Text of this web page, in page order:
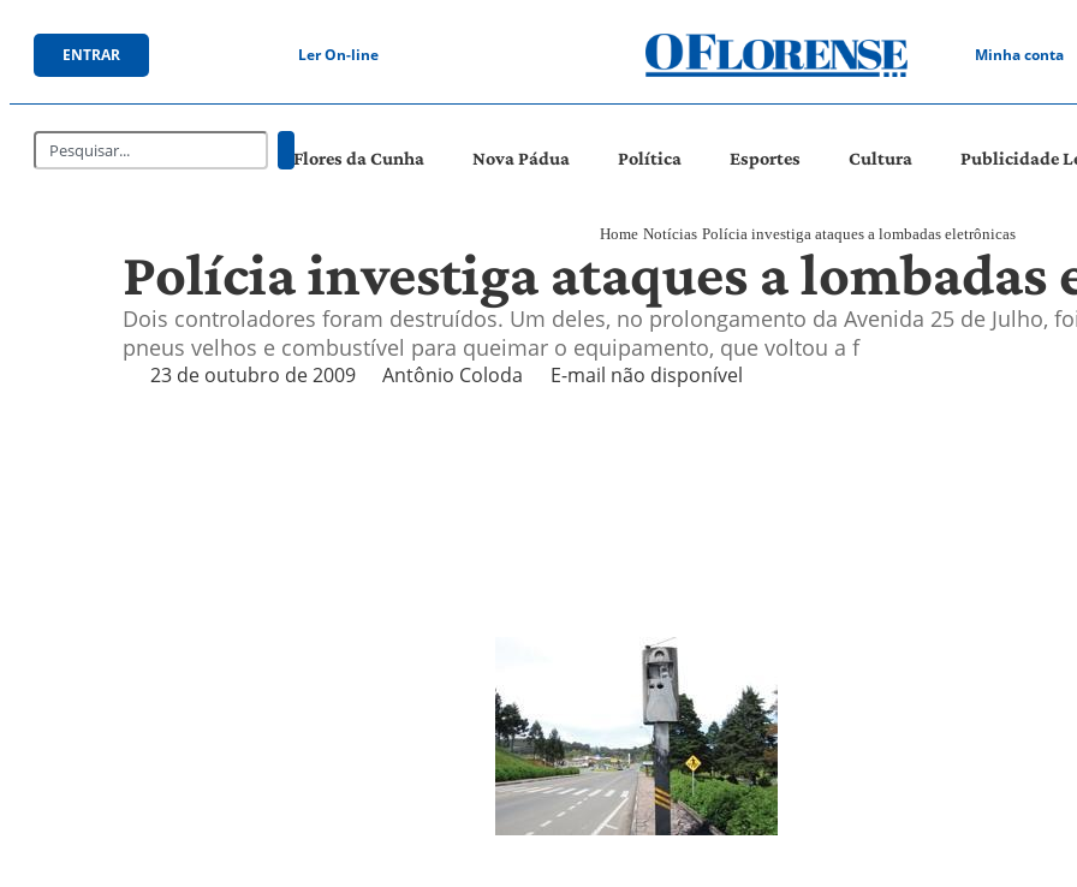
ENTRAR Ler On-line Minha conta
Flores da Cunha Nova Pádua Política Esportes Cultura Publicidade
Home Notícias Polícia investiga ataques a lombadas eletrônicas
Polícia investiga ataques a lombadas
Dois controladores foram destruídos. Um deles, no prolongamento da Avenida 25 de Julho,
pneus velhos e combustível para queimar o equipamento, que voltou a f
23 de outubro de 2009 Antônio Coloda E-mail não disponível